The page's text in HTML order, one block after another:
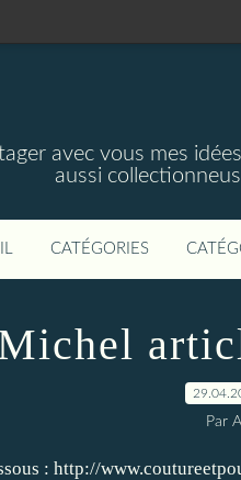
avec vous mes
aussi
CATÉGORIES
Par
: http://